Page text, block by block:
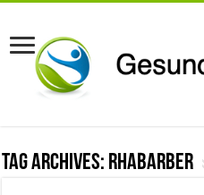
Tag Archives: Rhabarber